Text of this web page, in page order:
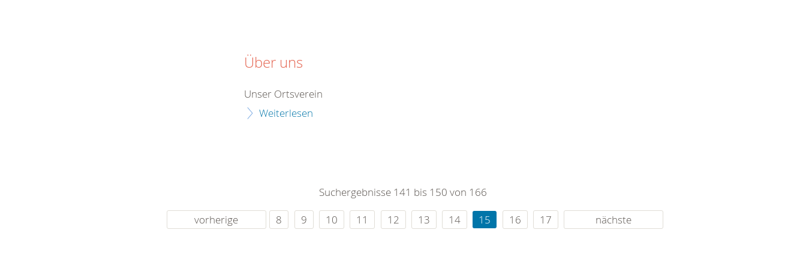
Über uns
Unser Ortsverein
Weiterlesen
Suchergebnisse 141 bis 150 von 166
vorherige
8 9 10 11 12 13 14 15 16 17 nächste